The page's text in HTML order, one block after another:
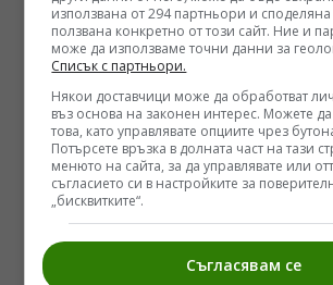
използвана от 294 партньори и споделяна
ползвана конкретно от този сайт. Ние и
може да използваме точни данни за
Списък с партньори.
Някои доставчици може да обработват
въз основа на законен интерес. Можете
това, като управлявате опциите чрез
Потърсете връзка в долната част на тази
менюто на сайта, за да управлявате или
съгласието си в настройките за
„бисквитките“.
Съгласявам се